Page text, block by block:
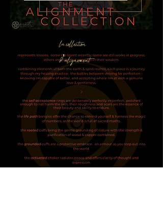
la collection
d'alignement